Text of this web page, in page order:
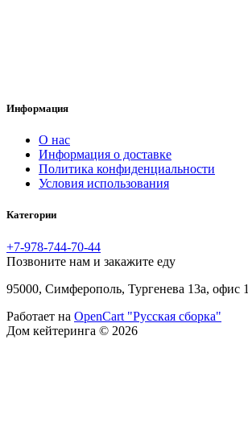
Информация
O нас
Информация о доставке
Политика конфиденциальности
Условия использования
Категории
+7-978-744-70-44
Позвоните нам и закажите еду
95000, Симферополь, Тургенева 13а, офис 1
Работает на OpenCart "Русская сборка"
Дом кейтеринга © 2026